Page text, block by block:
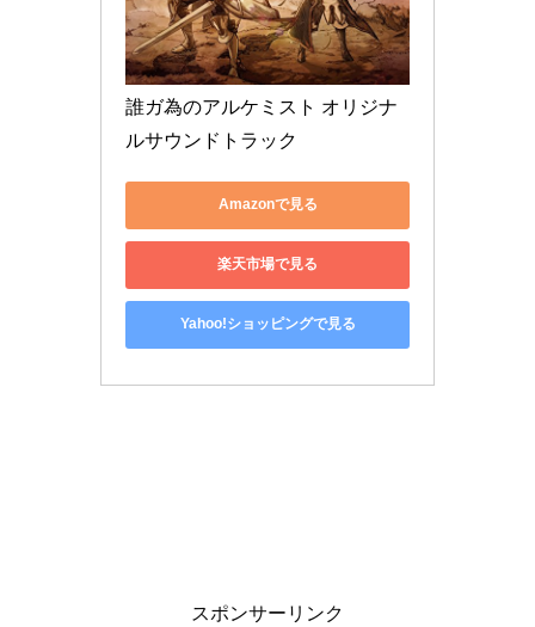
誰ガ為のアルケミスト オリジナ
ルサウンドトラック
Amazonで見る
楽天市場で見る
Yahoo!ショッピングで見る
スポンサーリンク